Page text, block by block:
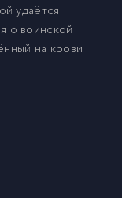
удаётся
о воинской
на крови